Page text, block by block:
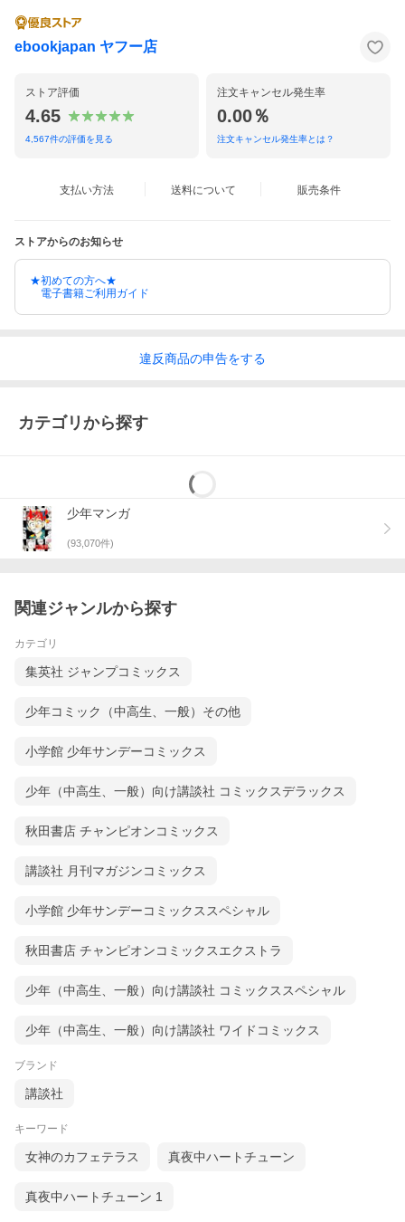
ebookjapan ヤフー店
ストア評価
4.65
4,567件の評価を見る
注文キャンセル発生率
0.00％
注文キャンセル発生率とは？
支払い方法 送料について 販売条件
ストアからのお知らせ
★初めての方へ★
電子書籍ご利用ガイド
違反商品の申告をする
カテゴリから探す
少年マンガ
(93,070件)
関連ジャンルから探す
カテゴリ
集英社 ジャンプコミックス
少年コミック（中高生、一般）その他
小学館 少年サンデーコミックス
少年（中高生、一般）向け講談社 コミックスデラックス
秋田書店 チャンピオンコミックス
講談社 月刊マガジンコミックス
小学館 少年サンデーコミックススペシャル
秋田書店 チャンピオンコミックスエクストラ
少年（中高生、一般）向け講談社 コミックススペシャル
少年（中高生、一般）向け講談社 ワイドコミックス
ブランド
講談社
キーワード
女神のカフェテラス 真夜中ハートチューン
真夜中ハートチューン 1